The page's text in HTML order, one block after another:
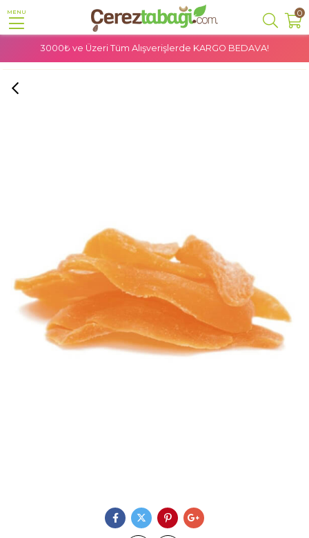
MENU 0
3000₺ ve Üzeri Tüm Alışverişlerde KARGO BEDAVA!
Mango Kurusu - 500 Gr